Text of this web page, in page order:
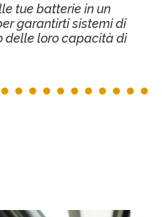
tue batterie in un
garantirti sistemi di
delle loro capacità di